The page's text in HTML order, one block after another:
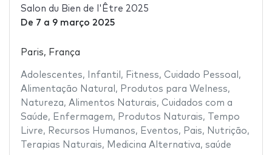
Salon du Bien de l'Être 2025
De 7 a 9 março 2025
Paris, França
Adolescentes, Infantil , Fitness, Cuidado Pessoal ,
Alimentação Natural , Produtos para Welness,
Natureza, Alimentos Naturais, Cuidados com a
Saúde, Enfermagem, Produtos Naturais,
Tempo
Livre, Recursos Humanos, Eventos, Pais, Nutrição,
Terapias Naturais, Medicina Alternativa, saúde